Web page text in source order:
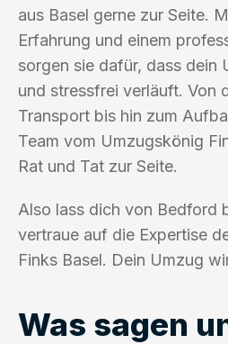
aus Basel gerne zur Seite.
Erfahrung und einem
sorgen sie dafür, dass dein
und stressfrei verläuft. Von
Transport bis hin zum
Team vom Umzugskönig
Rat und Tat zur Seite.
Also lass dich von Bedford
vertraue auf die Expertise
Finks Basel. Dein Umzug
Was sagen